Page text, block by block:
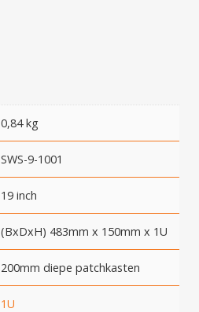
0,84 kg
SWS-9-1001
19 inch
(BxDxH) 483mm x 150mm x 1U
200mm diepe patchkasten
1U